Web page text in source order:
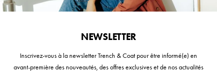
NEWSLETTER
Inscrivez-vous à la newsletter Trench & Coat pour être informé(e) en
avant-première des nouveautés, des offres exclusives et de nos actualités
SUIVEZ-NOUS
NEWSLETTER